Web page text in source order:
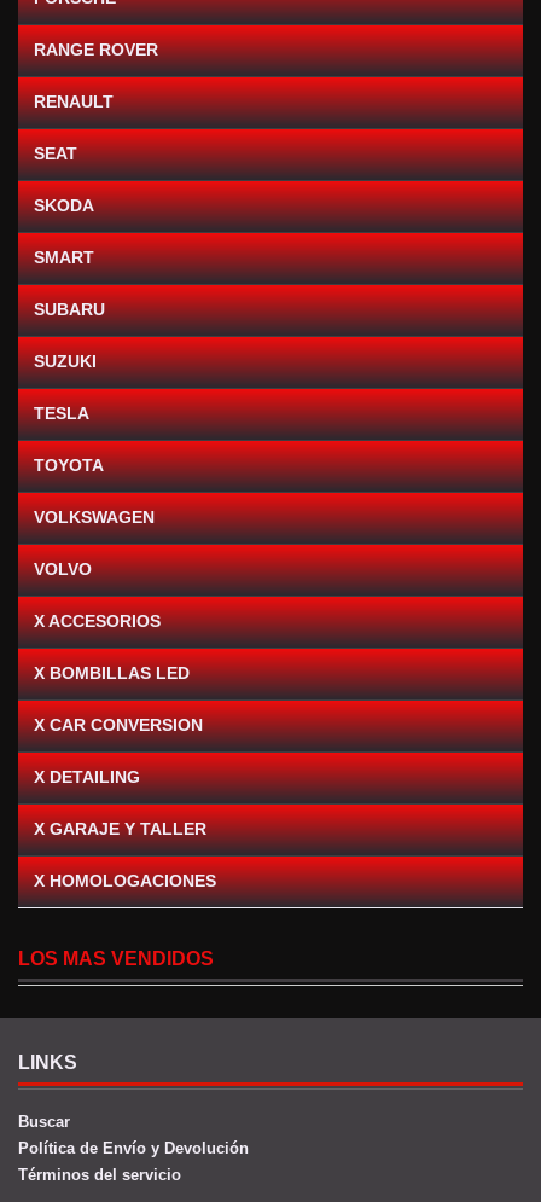
RANGE ROVER
RENAULT
SEAT
SKODA
SMART
SUBARU
SUZUKI
TESLA
TOYOTA
VOLKSWAGEN
VOLVO
X ACCESORIOS
X BOMBILLAS LED
X CAR CONVERSION
X DETAILING
X GARAJE Y TALLER
X HOMOLOGACIONES
LOS MAS VENDIDOS
LINKS
Buscar
Política de Envío y Devolución
Términos del servicio